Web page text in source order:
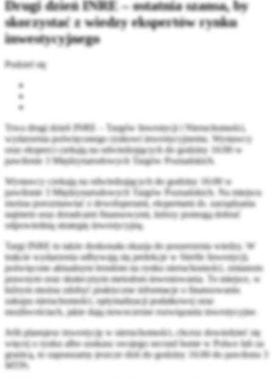
Drugi dzień INRE – ostatnia szansa, by
skorzystać z wiedzy ekspertów rynku
inwestycyjnego
Podziel się
Trwa drugi dzień INRE – Targów Inwestycji i Nieruchomości,
wydarzenia poświęconego rynkowi inwestycyjnemu. Wystawcy
oraz eksperci czekają na odwiedzających do godziny 16:00 w
pawilonie 3 Międzynarodowych Targów Poznańskich.
Wystawcy czekają na odwiedzających do godziny 16:00 w
pawilonie 3 Międzynarodowych Targów Poznańskich. Na miejscu
można porozmawiać z deweloperami, ekspertami ds. zarządzania
najmem oraz doradcami finansowymi, którzy pomogą dobrać
odpowiednią strategię inwestycyjną.
Targi INRE to także doskonała okazja do poszerzenia wiedzy. W
trakcie wydarzenia odbywają się prelekcje w Strefie Inwestycji,
poświęcone aktualnym trendom na rynku nieruchomości, zmianom
prawnym oraz skutecznym metodom inwestowania. To miejsce, w
którym można zdobyć praktyczne informacje o finansowaniu
zakupu nieruchomości, optymalizacji podatkowej oraz
możliwościach, jakie dają nowoczesne rozwiązania inwestycyjne.
Jeśli planujesz inwestycję w nieruchomości, chcesz dowiedzieć się
więcej o rynku albo szukasz swojego second home w Polsce lub za
granicą, to zapraszamy jeszcze dziś do godziny 16:00 do pawilonu 3
MTPt.